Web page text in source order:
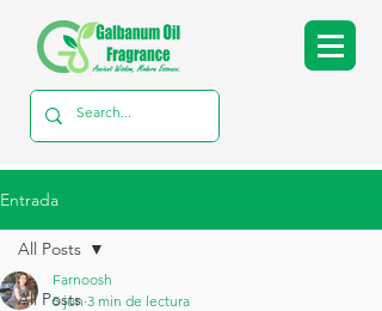
Entrada
All Posts
All Posts
Farnoosh
5 jun 3 min de lectura